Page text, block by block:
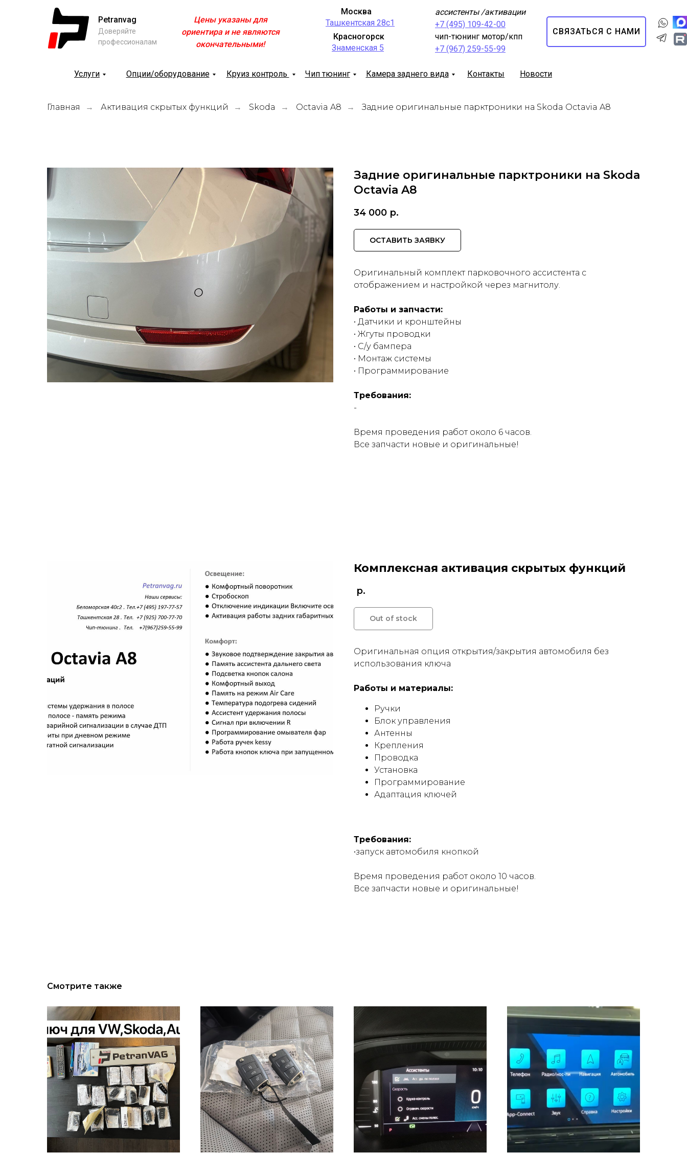
Ташкентская 28с1
Знаменская 5
ассистенты /активации
+7 (495) 109-42-00
чип-тюнинг мотор/кпп
+7 (967) 259-55-99
Москва
Красногорск
Petranvag
Доверяйте
профессионалам
СВЯЗАТЬСЯ С НАМИ
Цены указаны для
ориентира и не являются
окончательными!
Опции/оборудование Круиз контроль Чип тюнинг Камера заднего вида Контакты
Услуги Новости
Главная → Активация скрытых функций → Skoda → Octavia A8 → Задние оригинальные парктроники на Skoda Octavia A8
Задние оригинальные парктроники на Skoda
Octavia A8
34 000 р.
ОСТАВИТЬ ЗАЯВКУ
Оригинальный комплект парковочного ассистента с
отображением и настройкой через магнитолу.
Работы и запчасти:
• Датчики и кронштейны
• Жгуты проводки
• С/у бампера
• Монтаж системы
• Программирование
Требования:
-
Время проведения работ около 6 часов.
Все запчасти новые и оригинальные!
Комплексная активация скрытых функций
р.
Out of stock
Оригинальная опция открытия/закрытия автомобиля без
использования ключа
Работы и материалы:
Ручки
Блок управления
Антенны
Крепления
Проводка
Установка
Программирование
Адаптация ключей
Требования:
•запуск автомобиля кнопкой
Время проведения работ около 10 часов.
Все запчасти новые и оригинальные!
Смотрите также